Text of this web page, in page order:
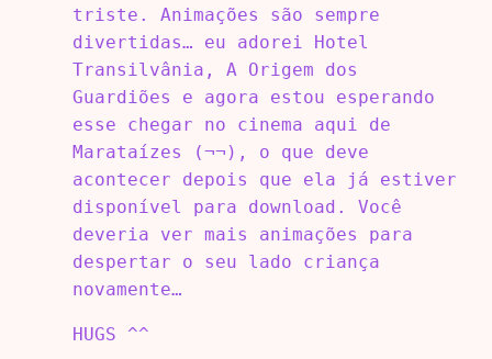
triste. Animações são sempre
divertidas… eu adorei Hotel
Transilvânia, A Origem dos
Guardiões e agora estou esperando
esse chegar no cinema aqui de
Marataízes (¬¬), o que deve
acontecer depois que ela já estiver
disponível para download. Você
deveria ver mais animações para
despertar o seu lado criança
novamente…
HUGS ^^